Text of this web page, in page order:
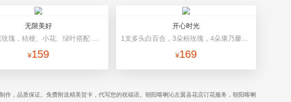
无限美好
¥159
开心时光
¥169
，品质保证。免费附送精美贺卡，代写您的祝福语。朝阳喀喇沁左翼县花店订花服务，朝阳喀喇